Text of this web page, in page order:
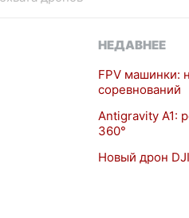
НЕДАВНЕЕ
FPV машинки:
соревнований
Antigravity A1:
360°
Новый дрон